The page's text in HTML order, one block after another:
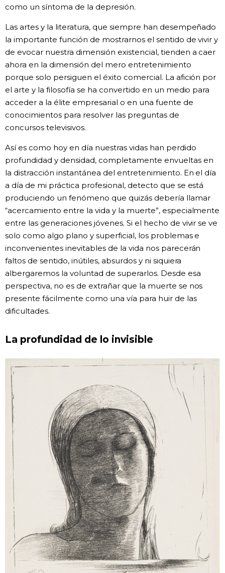
como un síntoma de la depresión.
Las artes y la literatura, que siempre han desempeñado
la importante función de mostrarnos el sentido de vivir y
de evocar nuestra dimensión existencial, tienden a caer
ahora en la dimensión del mero entretenimiento
porque solo persiguen el éxito comercial. La afición por
el arte y la filosofía se ha convertido en un medio para
acceder a la élite empresarial o en una fuente de
conocimientos para resolver las preguntas de
concursos televisivos.
Así es como hoy en día nuestras vidas han perdido
profundidad y densidad, completamente envueltas en
la distracción instantánea del entretenimiento. En el día
a día de mi práctica profesional, detecto que se está
produciendo un fenómeno que quizás debería llamar
“acercamiento entre la vida y la muerte”, especialmente
entre las generaciones jóvenes. Si el hecho de vivir se ve
solo como algo plano y superficial, los problemas e
inconvenientes inevitables de la vida nos parecerán
faltos de sentido, inútiles, absurdos y ni siquiera
albergaremos la voluntad de superarlos. Desde esa
perspectiva, no es de extrañar que la muerte se nos
presente fácilmente como una vía para huir de las
dificultades.
La profundidad de lo invisible